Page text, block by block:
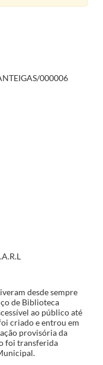
08-311978-08-31/1978-08-31
09-30
000006
desde sempre
de Biblioteca
ao público até
criado e entrou em
provisória da
foi transferida